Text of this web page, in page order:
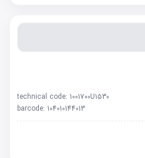
technical code: 1001700U1530
barcode: 104010144013